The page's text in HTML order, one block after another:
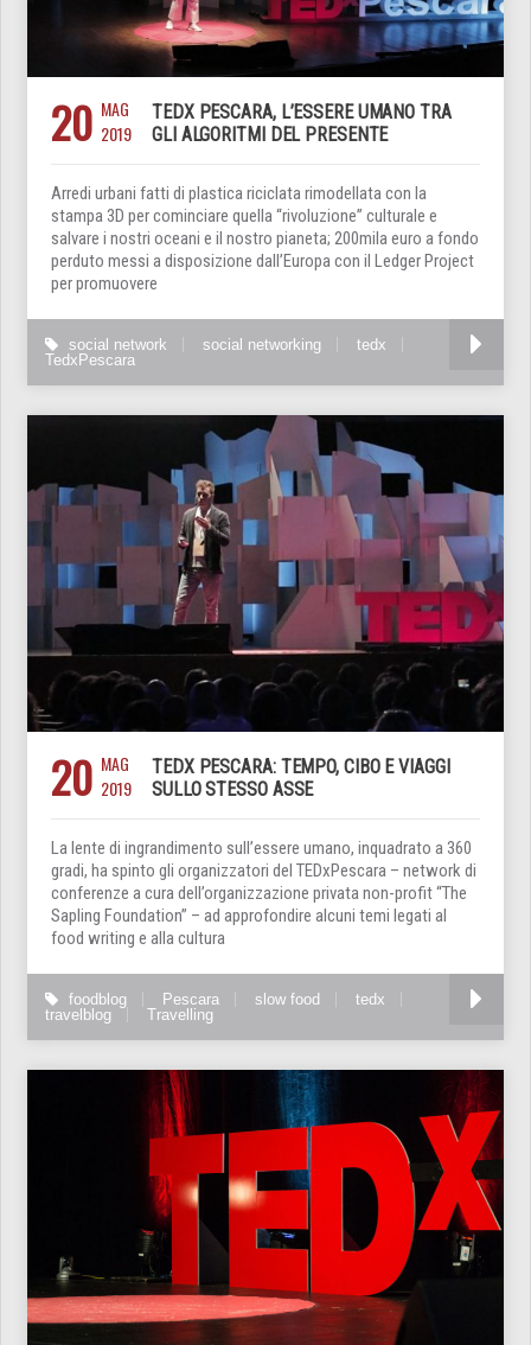
20 MAG
2019
TEDX PESCARA, L’ESSERE UMANO TRA
GLI ALGORITMI DEL PRESENTE
Arredi urbani fatti di plastica riciclata rimodellata con la
stampa 3D per cominciare quella “rivoluzione” culturale e
salvare i nostri oceani e il nostro pianeta; 200mila euro a fondo
perduto messi a disposizione dall’Europa con il Ledger Project
per promuovere
social network social networking
tedx
TedxPescara
20 MAG
2019
TEDX PESCARA: TEMPO, CIBO E VIAGGI
SULLO STESSO ASSE
La lente di ingrandimento sull’essere umano, inquadrato a 360
gradi, ha spinto gli organizzatori del TEDxPescara – network di
conferenze a cura dell’organizzazione privata non-profit “The
Sapling Foundation” – ad approfondire alcuni temi legati al
food writing e alla cultura
foodblog Pescara slow food
tedx
travelblog
Travelling